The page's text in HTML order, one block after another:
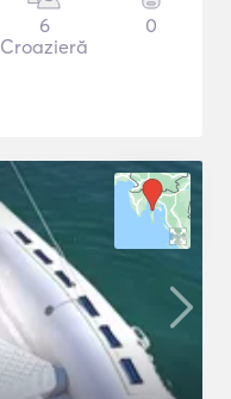
6
Croazieră
0